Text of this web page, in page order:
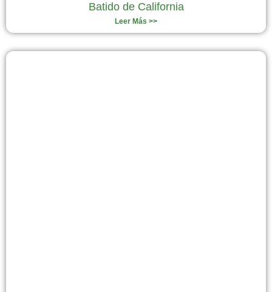
Batido de California
Leer Más >>